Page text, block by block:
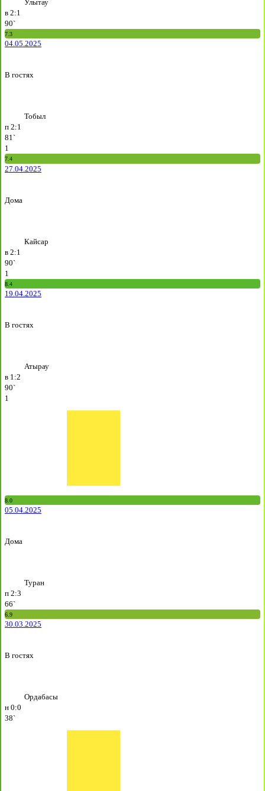
Улытау
в 2:1
90`
7.3
04.05.2025
В гостях
Тобыл
п 2:1
81`
1
7.4
27.04.2025
Дома
Кайсар
в 2:1
90`
1
8.4
19.04.2025
В гостях
Атырау
в 1:2
90`
1
8.0
05.04.2025
Дома
Туран
п 2:3
66`
6.9
30.03.2025
В гостях
Ордабасы
н 0:0
38`